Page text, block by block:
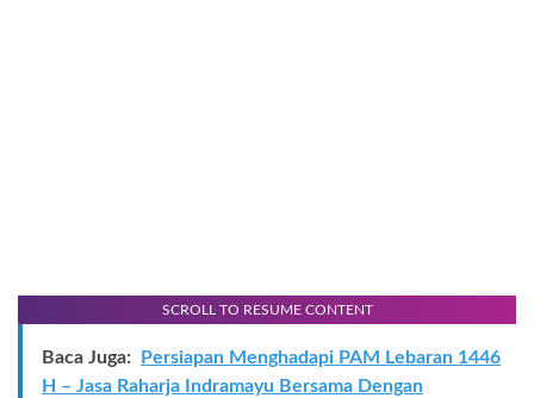
SCROLL TO RESUME CONTENT
Baca Juga:
Persiapan Menghadapi PAM Lebaran 1446
H – Jasa Raharja Indramayu Bersama Dengan